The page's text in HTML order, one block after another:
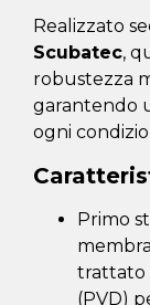
Realizzato
Scubatec,
robustezza
garantendo
ogni
Primo
trattato
(PVD)